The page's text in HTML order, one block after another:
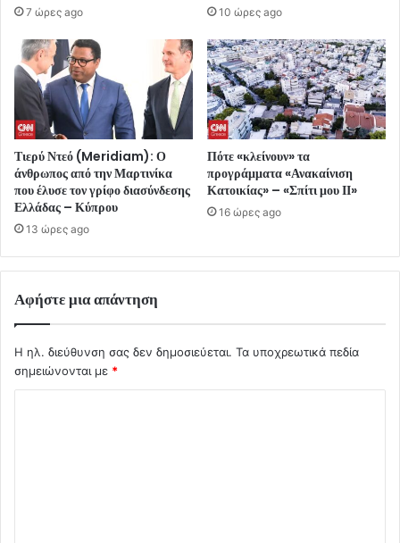
7 ώρες ago 10 ώρες ago
Τιερύ Ντεό (Meridiam): Ο
άνθρωπος από την Μαρτινίκα
που έλυσε τον γρίφο διασύνδεσης
Ελλάδας – Κύπρου
13 ώρες ago
Πότε «κλείνουν» τα
προγράμματα «Ανακαίνιση
Κατοικίας» – «Σπίτι μου ΙΙ»
16 ώρες ago
Αφήστε μια απάντηση
Η ηλ. διεύθυνση σας δεν δημοσιεύεται. Τα υποχρεωτικά πεδία
σημειώνονται με *